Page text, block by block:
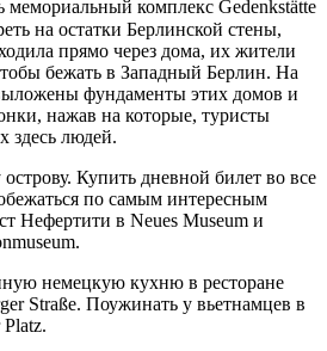
мемориальный комплекс Gedenkstätte
на остатки Берлинской стены,
прямо через дома, их жители
бежать в Западный Берлин. На
фундаменты этих домов и
нажав на которые, туристы
здесь людей.
Купить дневной билет во все
по самым интересным
Нефертити в Neues Museum и
немецкую кухню в ресторане
Straße. Поужинать у вьетнамцев в